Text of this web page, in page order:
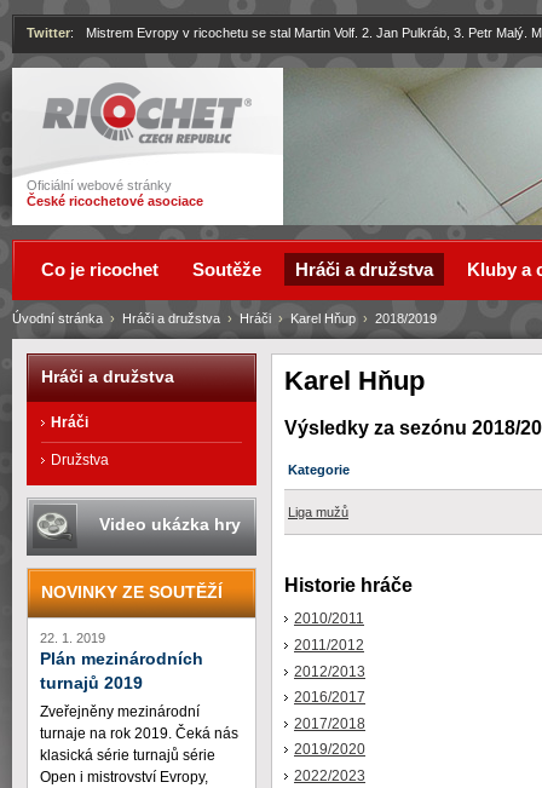
Ricochet
Oficiální webové stránky
České ricochetové asociace
Twitter: Mistrem Evropy v ricochetu se stal Martin Volf. 2. Jan Pulkráb, 3. Petr Malý.
Karel Hňup
Výsledky za sezónu 2018/
Kategorie
Liga mužů
Historie hráče
2010/2011
2011/2012
2012/2013
2016/2017
2017/2018
2019/2020
2022/2023
Úvodní stránka › Hráči a družstva › Hráči › Karel Hňup › 2018/2019
Co je ricochet Soutěže Hráči a družstva Kluby a
Hráči a družstva
Hráči
Družstva
Video ukázka hry
NOVINKY ZE SOUTĚŽÍ
22. 1. 2019
Plán mezinárodních
turnajů 2019
Zveřejněny mezinárodní
turnaje na rok 2019. Čeká nás
klasická série turnajů série
Open i mistrovství Evropy,